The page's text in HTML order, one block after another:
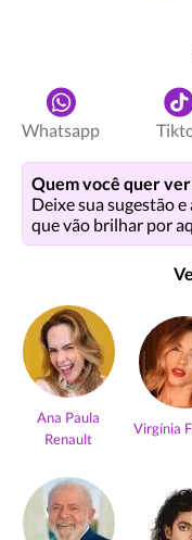
Whatsapp
Quem você quer ver
Deixe sua sugestão
que vão brilhar por
Ana Paula
Renault
Virgínia